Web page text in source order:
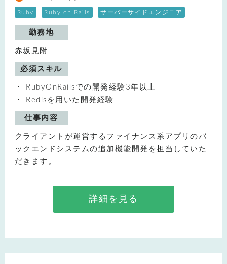
Ruby Ruby on Rails サーバーサイドエンジニア
勤務地
赤坂見附
必須スキル
RubyOnRailsでの開発経験3年以上
Redisを用いた開発経験
仕事内容
クライアントが運営するファイナンス系アプリのバ
ックエンドシステムの追加機能開発を担当していた
だきます。
詳細を見る